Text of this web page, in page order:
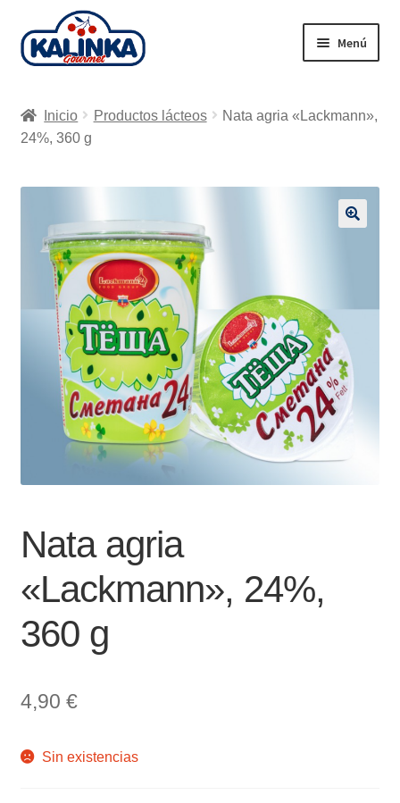
Ir
a
Ir
al
Menú
Tienda en línea
Supermercados
Envío
Carrito
Inicio Productos lácteos
Nata agria «Lackmann»,
24%, 360 g
Nata agria
«Lackmann», 24%,
360 g
4,90 €
Sin existencias